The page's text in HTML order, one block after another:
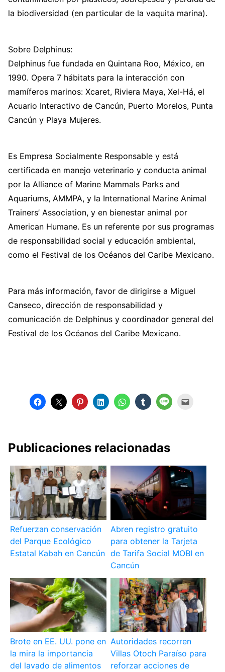
la biodiversidad (en particular de la vaquita marina).
Sobre Delphinus:
Delphinus fue fundada en Quintana Roo, México, en
1990. Opera 7 hábitats para la interacción con
mamíferos marinos: Xcaret, Riviera Maya, Xel-Há, el
Acuario Interactivo de Cancún, Puerto Morelos, Punta
Cancún y Playa Mujeres.
Es Empresa Socialmente Responsable y está
certificada en manejo veterinario y conducta animal
por la Alliance of Marine Mammals Parks and
Aquariums, AMMPA, y la International Marine Animal
Trainers’ Association, y en bienestar animal por
American Humane. Es un referente por sus programas
de responsabilidad social y educación ambiental,
como el Festival de los Océanos del Caribe Mexicano.
Para más información, favor de dirigirse a Miguel
Canseco, dirección de responsabilidad y
comunicación de Delphinus y coordinador general del
Festival de los Océanos del Caribe Mexicano.
Publicaciones relacionadas
Refuerzan conservación
del Parque Ecológico
Estatal Kabah en Cancún
Abren registro gratuito
para obtener la Tarjeta
de Tarifa Social MOBI en
Cancún
Brote en EE. UU. pone en
la mira la importancia
del lavado de alimentos
Autoridades recorren
Villas Otoch Paraíso para
reforzar acciones de